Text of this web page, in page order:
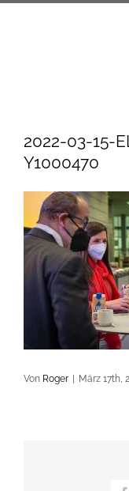
2022-03-15-
Y1000470
Von Roger März 17th,